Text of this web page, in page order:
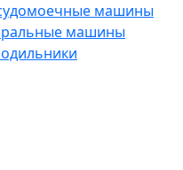
машины
машины